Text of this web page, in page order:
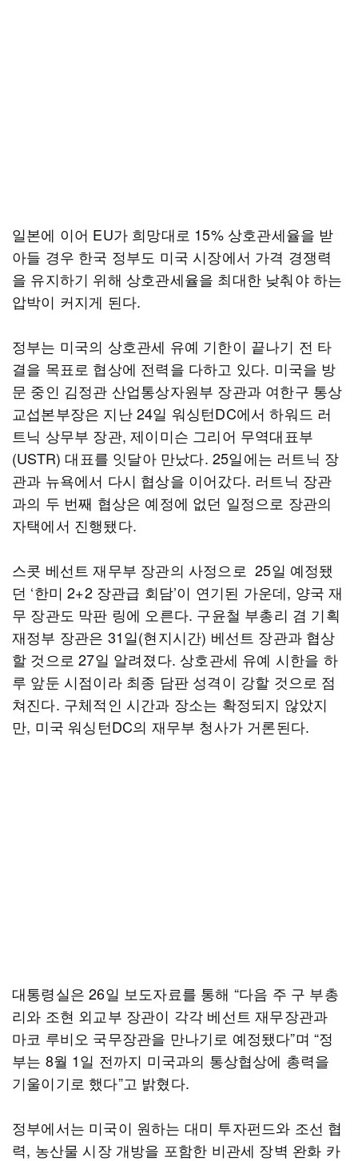
일본에 이어 EU가 희망대로 15% 상호관세율을 받
아들 경우 한국 정부도 미국 시장에서 가격 경쟁력
을 유지하기 위해 상호관세율을 최대한 낮춰야 하는
압박이 커지게 된다.
정부는 미국의 상호관세 유예 기한이 끝나기 전 타
결을 목표로 협상에 전력을 다하고 있다. 미국을 방
문 중인 김정관 산업통상자원부 장관과 여한구 통상
교섭본부장은 지난 24일 워싱턴DC에서 하워드 러
트닉 상무부 장관, 제이미슨 그리어 무역대표부
(USTR) 대표를 잇달아 만났다. 25일에는 러트닉 장
관과 뉴욕에서 다시 협상을 이어갔다. 러트닉 장관
과의 두 번째 협상은 예정에 없던 일정으로 장관의
자택에서 진행됐다.
스콧 베선트 재무부 장관의 사정으로 25일 예정됐
던 ‘한미 2+2 장관급 회담’이 연기된 가운데, 양국 재
무 장관도 막판 링에 오른다. 구윤철 부총리 겸 기획
재정부 장관은 31일(현지시간) 베선트 장관과 협상
할 것으로 27일 알려졌다. 상호관세 유예 시한을 하
루 앞둔 시점이라 최종 담판 성격이 강할 것으로 점
쳐진다. 구체적인 시간과 장소는 확정되지 않았지
만, 미국 워싱턴DC의 재무부 청사가 거론된다.
대통령실은 26일 보도자료를 통해 “다음 주 구 부총
리와 조현 외교부 장관이 각각 베선트 재무장관과
마코 루비오 국무장관을 만나기로 예정됐다”며 “정
부는 8월 1일 전까지 미국과의 통상협상에 총력을
기울이기로 했다”고 밝혔다.
정부에서는 미국이 원하는 대미 투자펀드와 조선 협
력, 농산물 시장 개방을 포함한 비관세 장벽 완화 카